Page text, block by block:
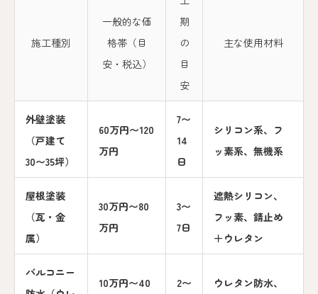
施工種別
一般的な価
格帯（目
安・税込）
期
の
目
安
主な使用材料
外壁塗装
（戸建て
30〜35坪）
60万円〜120
万円
7〜
14
日
シリコン系、フ
ッ素系、無機系
屋根塗装
（瓦・金
属）
30万円〜80
万円
3〜
7日
遮熱シリコン、
フッ素、錆止め
＋ウレタン
バルコニー
10万円〜40
2〜
ウレタン防水、